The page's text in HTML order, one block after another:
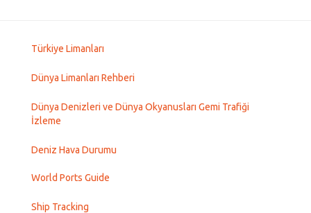
Türkiye Limanları
Dünya Limanları Rehberi
Dünya Denizleri ve Dünya Okyanusları Gemi Trafiği
İzleme
Deniz Hava Durumu
World Ports Guide
Ship Tracking